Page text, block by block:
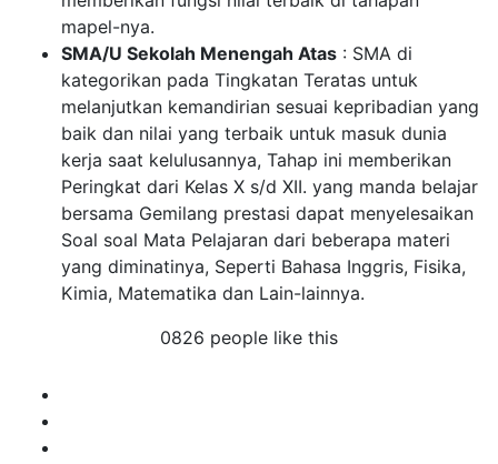
mapel-nya.
SMA/U Sekolah Menengah Atas : SMA di
kategorikan pada Tingkatan Teratas untuk
melanjutkan kemandirian sesuai kepribadian yang
baik dan nilai yang terbaik untuk masuk dunia
kerja saat kelulusannya, Tahap ini memberikan
Peringkat dari Kelas X s/d XII. yang manda belajar
bersama Gemilang prestasi dapat menyelesaikan
Soal soal Mata Pelajaran dari beberapa materi
yang diminatinya, Seperti Bahasa Inggris, Fisika,
Kimia, Matematika dan Lain-lainnya.
0826 people like this